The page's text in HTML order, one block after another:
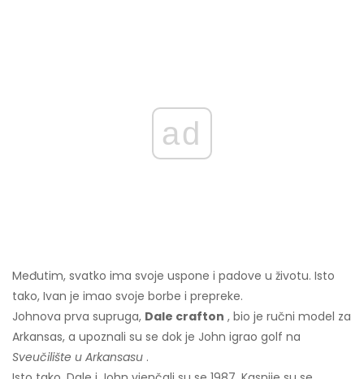
ad
Međutim, svatko ima svoje uspone i padove u životu. Isto
tako, Ivan je imao svoje borbe i prepreke.
Johnova prva supruga, Dale crafton , bio je ručni model za
Arkansas, a upoznali su se dok je John igrao golf na
Sveučilište u Arkansasu .